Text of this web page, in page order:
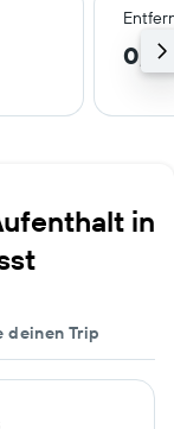
0,2
in
deinen Trip